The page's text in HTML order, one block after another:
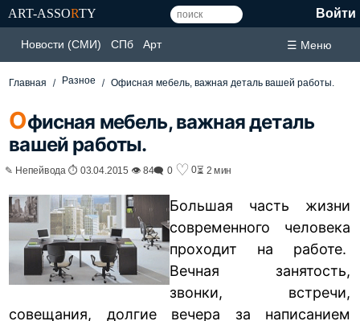
ART-ASSORTY Войти
Новости (СМИ) СПб Арт ☰ Меню
Главная Разное Офисная мебель, важная деталь вашей работы.
Офисная мебель, важная деталь
вашей работы.
✎ Непейвода ⏱ 03.04.2015 👁 84🗨 0 ♡ 0⏳ 2 мин
Большая часть жизни
современного человека
проходит на работе.
Вечная занятость,
звонки, встречи,
совещания, долгие вечера за написанием